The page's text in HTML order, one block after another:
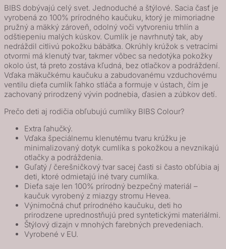
prírodného
kaučuku
2ks
-
veľkosť
1
-
Dreaming
Baby
Mix
BIBS dobývajú celý svet. Jednoduché a štýlové. Sacia časť je
vyrobená zo 100% prírodného kaučuku, ktorý je mimoriadne
pružný a mäkký zároveň, odolný voči vytvoreniu trhlín a
odštiepeniu malých kúskov. Cumlík je navrhnutý tak, aby
nedráždil citlivú pokožku bábätka. Okrúhly krúžok s vetracími
otvormi má klenutý tvar, takmer vôbec sa nedotýka pokožky
okolo úst, tá preto zostáva kľudná, bez otlačkov a podráždení.
Vďaka mäkučkému kaučuku a zabudovanému vzduchovému
ventilu dieťa cumlík ľahko stláča a formuje v ústach, čím je
zachovaný prirodzený vývin podnebia, ďasien a zúbkov detí.
Prečo deti aj rodičia obľubujú cumlíky BIBS Colour?
Extra ľahučký.
Vďaka špeciálnemu klenutému tvaru krúžku je
minimalizovaný dotyk cumlíka s pokožkou a nevznikajú
otlačky a podráždenia.
Guľatý / čerešničkový tvar sacej časti si často obľúbia aj
deti, ktoré odmietajú iné tvary cumlíka.
Dieťa saje len 100% prírodný bezpečný materiál –
kaučuk vyrobený z miazgy stromu Hevea.
Výnimočná chuť prírodného kaučuku, deti ho
prirodzene uprednostňujú pred syntetickými materiálmi.
Štýlový dizajn v mnohých farebných prevedeniach.
Vyrobené v EU.